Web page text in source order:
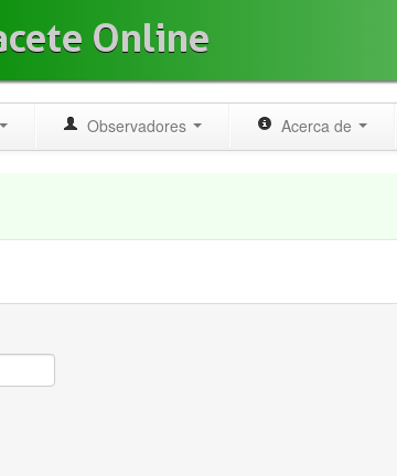
Online
Observadores Acerca de